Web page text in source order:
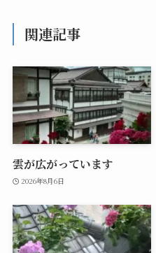
関連記事
雲が広がっています
2026年8月6日